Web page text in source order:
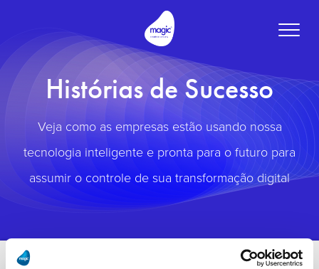
Toggle
Histórias de Sucesso
Veja como as empresas estão usando nossa
tecnologia inteligente e pronta para o futuro para
assumir o controle de sua transformação digital